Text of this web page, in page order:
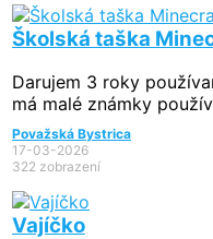
Školská taška
Darujem 3 roky
má malé známky
Považská Bystrica
17-03-2026
322 zobrazení
Vajíčko